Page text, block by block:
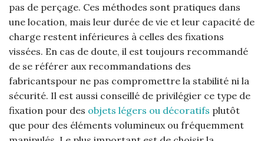
pas de perçage. Ces méthodes sont pratiques dans
une location, mais leur durée de vie et leur capacité de
charge restent inférieures à celles des fixations
vissées. En cas de doute, il est toujours recommandé
de se référer aux recommandations des
fabricantspour ne pas compromettre la stabilité ni la
sécurité. Il est aussi conseillé de privilégier ce type de
fixation pour des objets légers ou décoratifs plutôt
que pour des éléments volumineux ou fréquemment